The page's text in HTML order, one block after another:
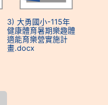
3) 大勇國小-115年
健康體育暑期樂趣體
適能育樂營實施計
畫.docx